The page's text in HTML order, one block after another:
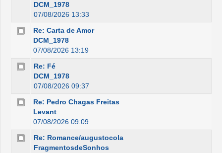
DCM_1978
07/08/2026 13:33
Re: Carta de Amor
DCM_1978
07/08/2026 13:19
Re: Fé
DCM_1978
07/08/2026 09:37
Re: Pedro Chagas Freitas
Levant
07/08/2026 09:09
Re: Romance/augustocola
FragmentosdeSonhos